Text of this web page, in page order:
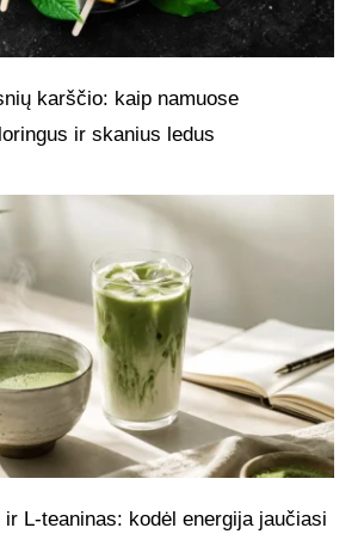
karščio: kaip namuose
ir skanius ledus
L-teaninas: kodėl energija jaučiasi